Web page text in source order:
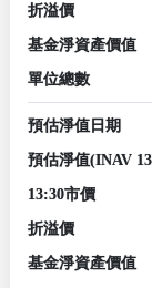
折溢價
基金淨資產價值
單位總數
預估淨值日期
預估淨值(INAV
13:30市價
折溢價
基金淨資產價值